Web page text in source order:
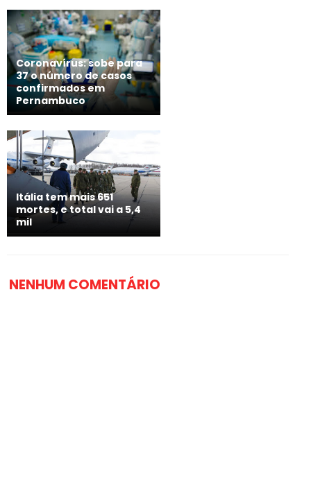
Coronavírus: sobe para
37 o número de casos
confirmados em
Pernambuco
Itália tem mais 651
mortes, e total vai a 5,4
mil
NENHUM COMENTÁRIO